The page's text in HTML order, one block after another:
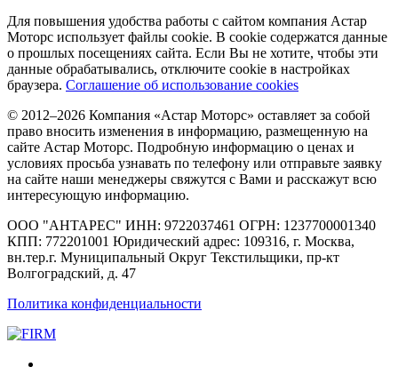
Для повышения удобства работы с сайтом компания Астар
Моторс использует файлы cookie. В cookie содержатся данные
о прошлых посещениях сайта. Если Вы не хотите, чтобы эти
данные обрабатывались, отключите cookie в настройках
браузера. Соглашение об использование cookies
© 2012–2026 Компания «Астар Моторс» оставляет за собой
право вносить изменения в информацию, размещенную на
сайте Астар Моторс. Подробную информацию о ценах и
условиях просьба узнавать по телефону или отправьте заявку
на сайте наши менеджеры свяжутся с Вами и расскажут всю
интересующую информацию.
ООО "АНТАРЕС" ИНН: 9722037461 ОГРН: 1237700001340
КПП: 772201001 Юридический адрес: 109316, г. Москва,
вн.тер.г. Муниципальный Округ Текстильщики, пр-кт
Волгоградский, д. 47
Политика конфиденциальности